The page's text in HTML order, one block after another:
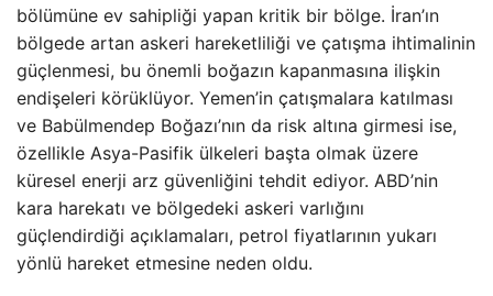
bölümüne ev sahipliği yapan kritik bir bölge. İran’ın
bölgede artan askeri hareketliliği ve çatışma ihtimalinin
güçlenmesi, bu önemli boğazın kapanmasına ilişkin
endişeleri körüklüyor. Yemen’in çatışmalara katılması
ve Babülmendep Boğazı’nın da risk altına girmesi ise,
özellikle Asya-Pasifik ülkeleri başta olmak üzere
küresel enerji arz güvenliğini tehdit ediyor. ABD’nin
kara harekatı ve bölgedeki askeri varlığını
güçlendirdiği açıklamaları, petrol fiyatlarının yukarı
yönlü hareket etmesine neden oldu.